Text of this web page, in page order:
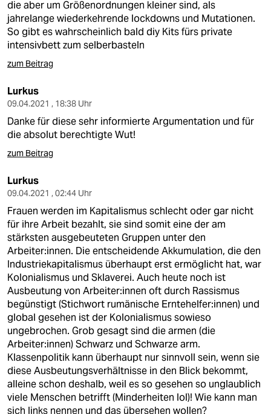
die aber um Größenordnungen kleiner sind, als
jahrelange wiederkehrende lockdowns und Mutationen.
So gibt es wahrscheinlich bald diy Kits fürs private
intensivbett zum selberbasteln
zum Beitrag
Lurkus
09.04.2021 , 18:38 Uhr
Danke für diese sehr informierte Argumentation und für
die absolut berechtigte Wut!
zum Beitrag
Lurkus
09.04.2021 , 02:44 Uhr
Frauen werden im Kapitalismus schlecht oder gar nicht
für ihre Arbeit bezahlt, sie sind somit eine der am
stärksten ausgebeuteten Gruppen unter den
Arbeiter:innen. Die entscheidende Akkumulation, die den
Industriekapitalismus überhaupt erst ermöglicht hat, war
Kolonialismus und Sklaverei. Auch heute noch ist
Ausbeutung von Arbeiter:innen oft durch Rassismus
begünstigt (Stichwort rumänische Erntehelfer:innen) und
global gesehen ist der Kolonialismus sowieso
ungebrochen. Grob gesagt sind die armen (die
Arbeiter:innen) Schwarz und Schwarze arm.
Klassenpolitik kann überhaupt nur sinnvoll sein, wenn sie
diese Ausbeutungsverhältnisse in den Blick bekommt,
alleine schon deshalb, weil es so gesehen so unglaublich
viele Menschen betrifft (Minderheiten lol)! Wie kann man
sich links nennen und das übersehen wollen?